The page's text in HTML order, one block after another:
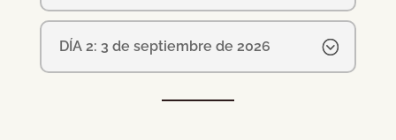
DÍA 2: 3 de septiembre de 2026